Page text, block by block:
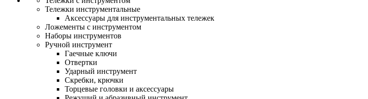
Тележки инструментальные
Аксессуары для инструментальных тележек
Ложементы с инструментом
Наборы инструментов
Ручной инструмент
Гаечные ключи
Отвертки
Ударный инструмент
Скребки, крючки
Торцевые головки и аксессуары